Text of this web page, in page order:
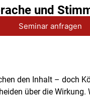
und
Seminar anfragen
den Inhalt – doch
über die Wirkung.